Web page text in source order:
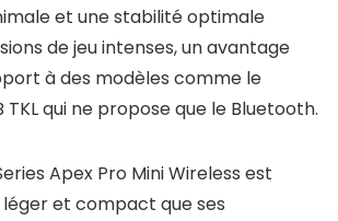
et une stabilité optimale
de jeu intenses, un avantage
à des modèles comme le
TKL qui ne propose que le Bluetooth.
Apex Pro Mini Wireless est
et compact que ses